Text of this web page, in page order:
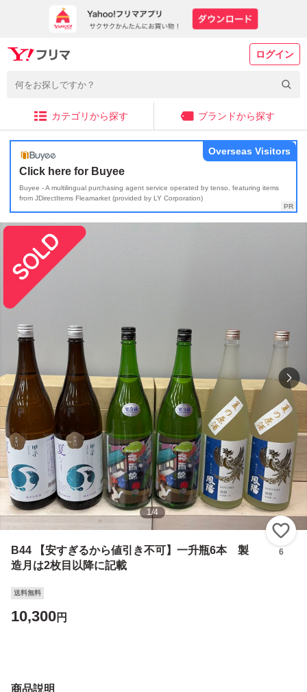
ログイン
カテゴリから探す ブランドから探す
Click here for Buyee
Buyee - A multilingual purchasing agent service operated by tenso, featuring items
from JDirectItems Fleamarket (provided by LY Corporation)
Overseas Visitors
1/4
B44 【安すぎるから値引き不可】一升瓶6本 製
造月は2枚目以降に記載
6
送料無料
10,300円
商品説明